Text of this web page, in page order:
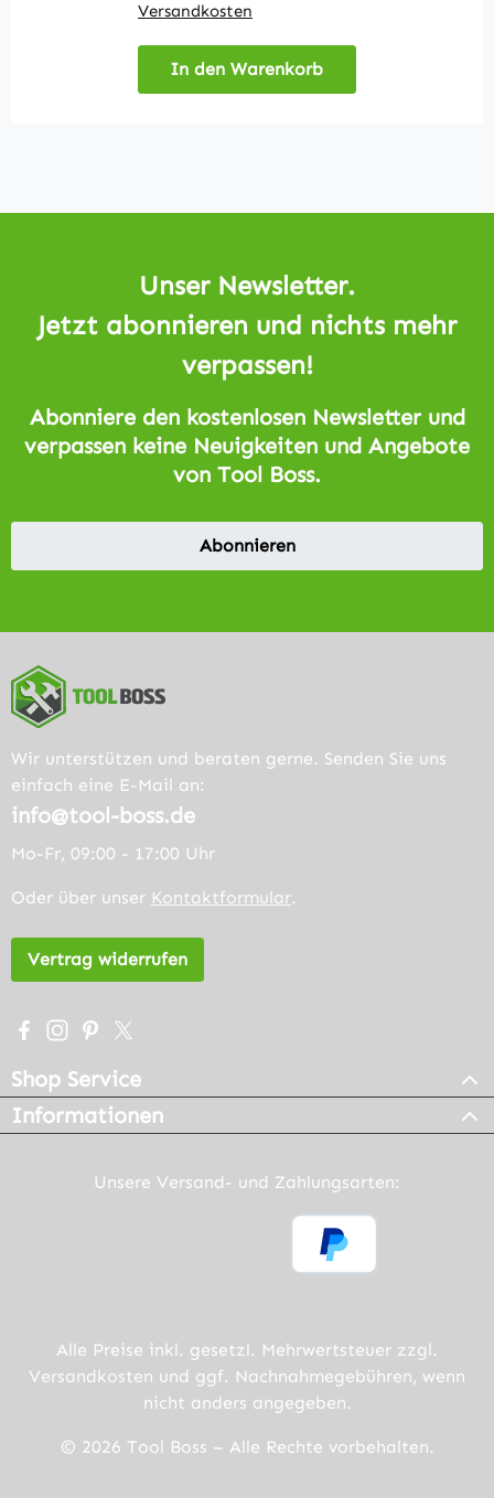
Versandkosten
In den Warenkorb
Unser Newsletter.
Jetzt abonnieren und nichts mehr
verpassen!
Abonniere den kostenlosen Newsletter und
verpassen keine Neuigkeiten und Angebote
von Tool Boss.
Abonnieren
Wir unterstützen und beraten gerne. Senden Sie uns
einfach eine E-Mail an:
info@tool-boss.de
Mo-Fr, 09:00 - 17:00 Uhr
Oder über unser Kontaktformular.
Vertrag widerrufen
Besuche uns auf Facebook – öffnet in neuem Tab
Schau auf Instagram vorbei – öffnet in neuem Tab
Lass dich auf Pinterest inspirieren – öffnet in
Folge uns auf X – öffnet in neuem Tab
Shop Service
Informationen
Unsere Versand- und Zahlungsarten:
Alle Preise inkl. gesetzl. Mehrwertsteuer zzgl.
Versandkosten und ggf. Nachnahmegebühren, wenn
nicht anders angegeben.
© 2026 Tool Boss – Alle Rechte vorbehalten.